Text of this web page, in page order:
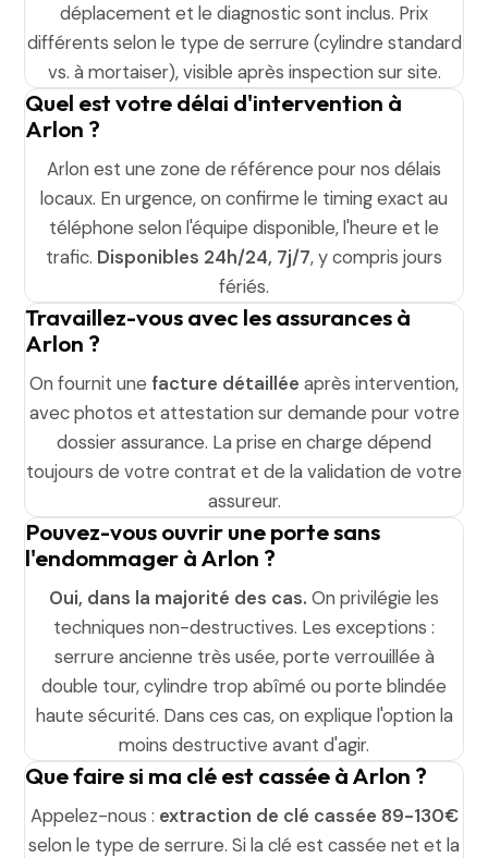
déplacement et le diagnostic sont inclus. Prix
différents selon le type de serrure (cylindre standard
vs. à mortaiser), visible après inspection sur site.
Quel est votre délai d'intervention à
Arlon ?
Arlon est une zone de référence pour nos délais
locaux. En urgence, on confirme le timing exact au
téléphone selon l'équipe disponible, l'heure et le
trafic. Disponibles 24h/24, 7j/7, y compris jours
fériés.
Travaillez-vous avec les assurances à
Arlon ?
On fournit une facture détaillée après intervention,
avec photos et attestation sur demande pour votre
dossier assurance. La prise en charge dépend
toujours de votre contrat et de la validation de votre
assureur.
Pouvez-vous ouvrir une porte sans
l'endommager à Arlon ?
Oui, dans la majorité des cas. On privilégie les
techniques non-destructives. Les exceptions :
serrure ancienne très usée, porte verrouillée à
double tour, cylindre trop abîmé ou porte blindée
haute sécurité. Dans ces cas, on explique l'option la
moins destructive avant d'agir.
Que faire si ma clé est cassée à Arlon ?
Appelez-nous : extraction de clé cassée 89-130€
selon le type de serrure. Si la clé est cassée net et la